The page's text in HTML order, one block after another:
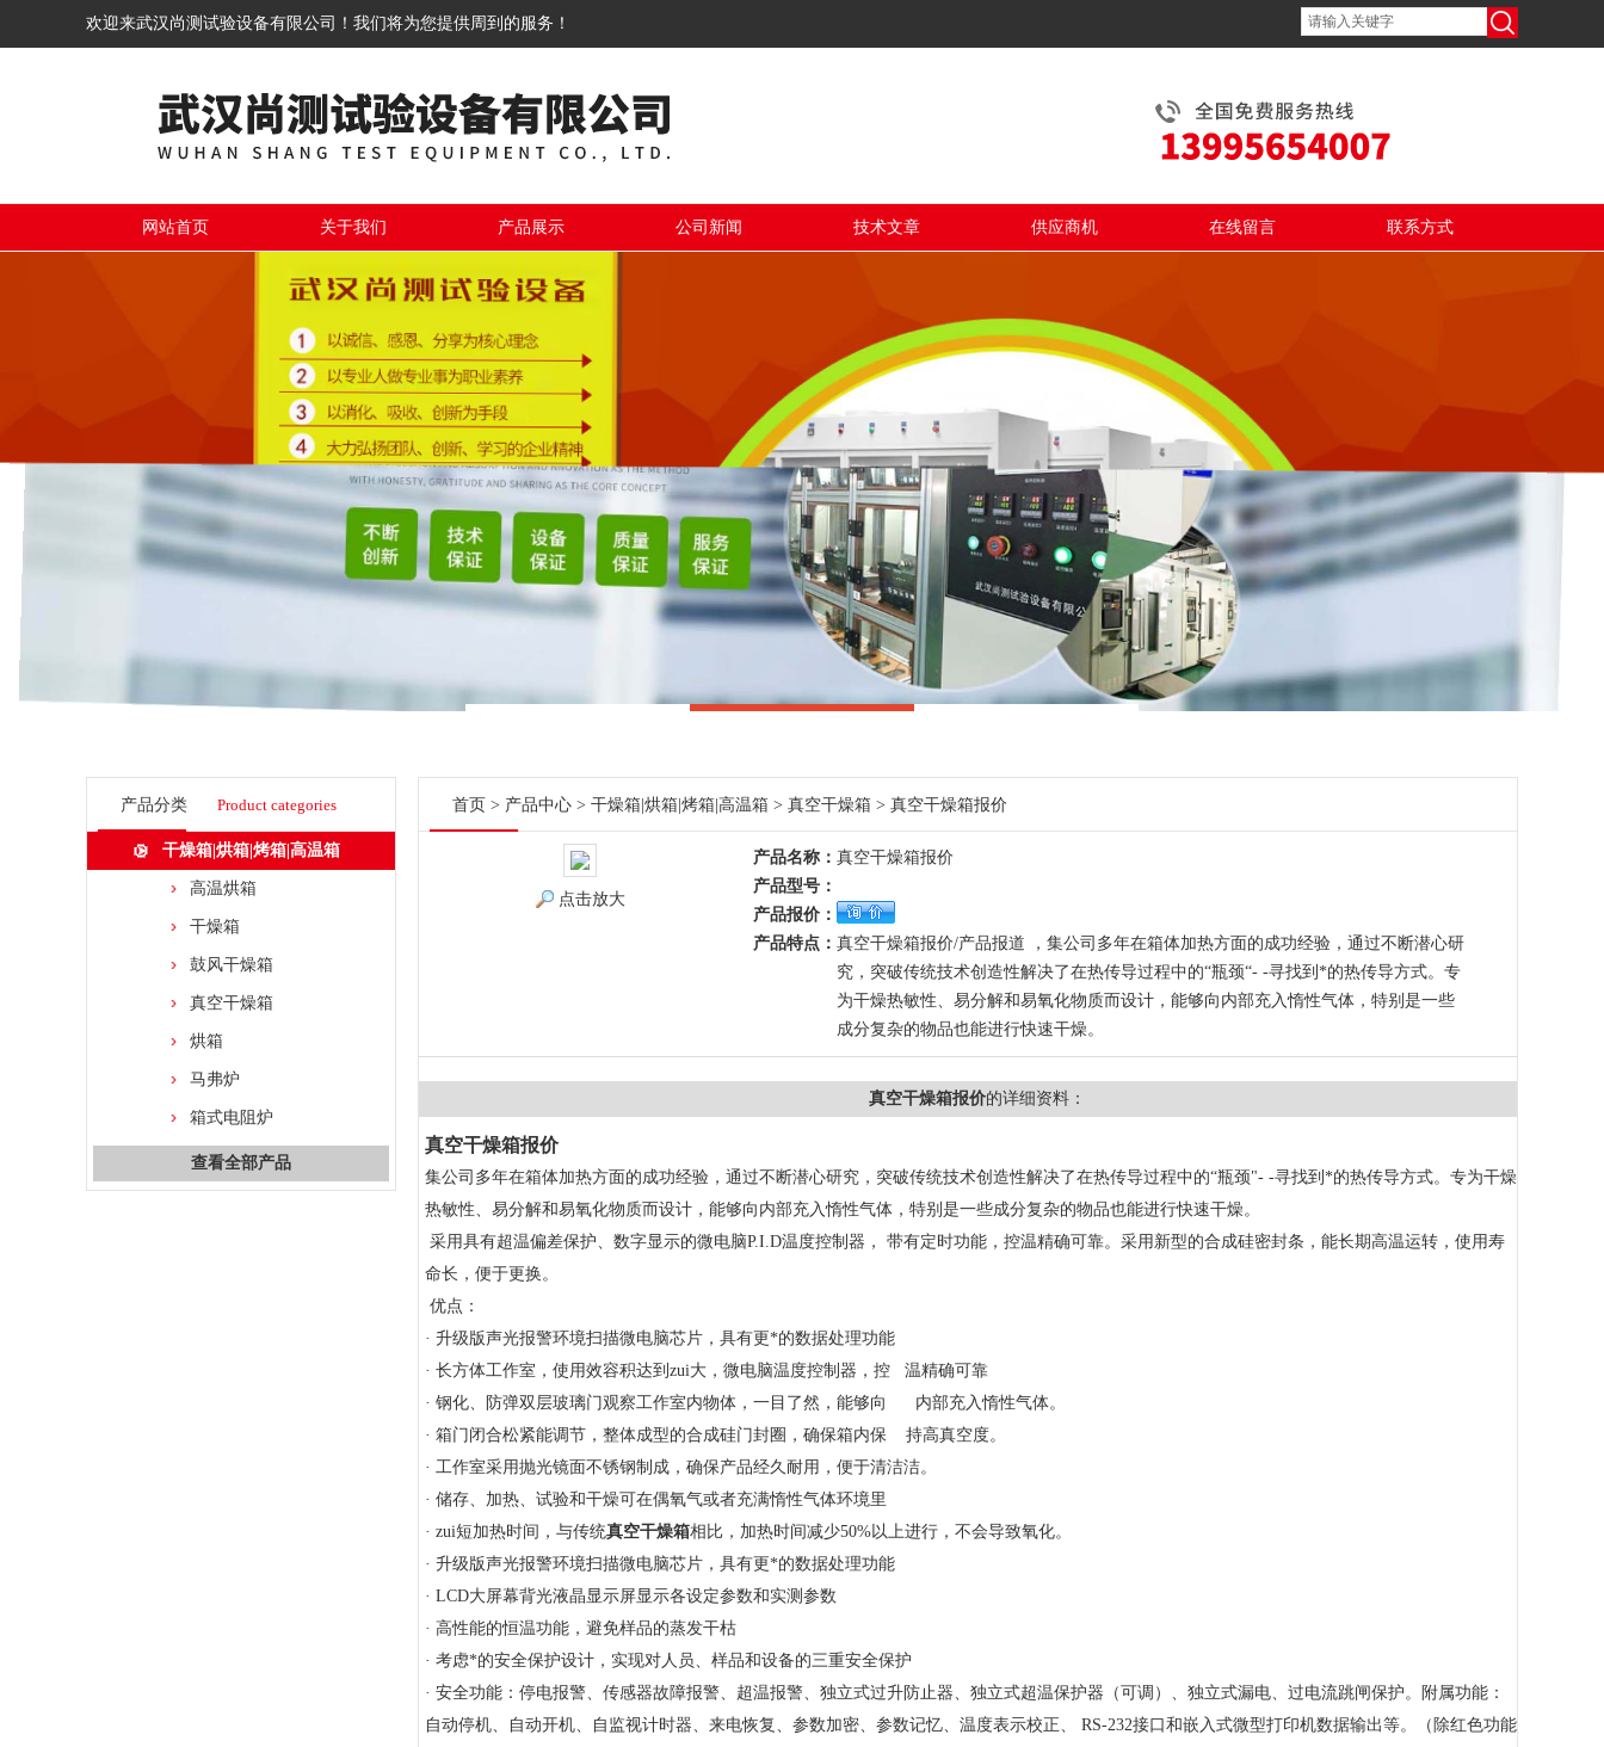
欢迎来武汉尚测试验设备有限公司！我们将为您提供周到的服务！
网站首页 关于我们 产品展示 公司新闻 技术文章 供应商机 在线留言 联系方式
产品分类 Product categories
干燥箱|烘箱|烤箱|高温箱
高温烘箱
干燥箱
鼓风干燥箱
真空干燥箱
烘箱
马弗炉
箱式电阻炉
查看全部产品
首页 > 产品中心 > 干燥箱|烘箱|烤箱|高温箱 > 真空干燥箱 > 真空干燥箱报价
点击放大
产品名称： 真空干燥箱报价
产品型号：
产品报价：
产品特点： 真空干燥箱报价/产品报道 ，集公司多年在箱体加热方面的成功经验，通过不断潜心研
究，突破传统技术创造性解决了在热传导过程中的“瓶颈“- -寻找到*的热传导方式。专
为干燥热敏性、易分解和易氧化物质而设计，能够向内部充入惰性气体，特别是一些
成分复杂的物品也能进行快速干燥。
真空干燥箱报价的详细资料：
真空干燥箱报价
集公司多年在箱体加热方面的成功经验，通过不断潜心研究，突破传统技术创造性解决了在热传导过程中的“瓶颈"- -寻找到*的热传导方式。专为干燥
热敏性、易分解和易氧化物质而设计，能够向内部充入惰性气体，特别是一些成分复杂的物品也能进行快速干燥。
采用具有超温偏差保护、数字显示的微电脑P.I.D温度控制器， 带有定时功能，控温精确可靠。采用新型的合成硅密封条，能长期高温运转，使用寿
命长，便于更换。
优点：
· 升级版声光报警环境扫描微电脑芯片，具有更*的数据处理功能
· 长方体工作室，使用效容积达到zui大，微电脑温度控制器，控 温精确可靠
· 钢化、防弹双层玻璃门观察工作室内物体，一目了然，能够向 内部充入惰性气体。
· 箱门闭合松紧能调节，整体成型的合成硅门封圈，确保箱内保 持高真空度。
· 工作室采用抛光镜面不锈钢制成，确保产品经久耐用，便于清洁洁。
· 储存、加热、试验和干燥可在偶氧气或者充满惰性气体环境里
· zui短加热时间，与传统真空干燥箱相比，加热时间减少50%以上进行，不会导致氧化。
· 升级版声光报警环境扫描微电脑芯片，具有更*的数据处理功能
· LCD大屏幕背光液晶显示屏显示各设定参数和实测参数
· 高性能的恒温功能，避免样品的蒸发干枯
· 考虑*的安全保护设计，实现对人员、样品和设备的三重安全保护
· 安全功能：停电报警、传感器故障报警、超温报警、独立式过升防止器、独立式超温保护器（可调）、独立式漏电、过电流跳闸保护。附属功能：
自动停机、自动开机、自监视计时器、来电恢复、参数加密、参数记忆、温度表示校正、 RS-232接口和嵌入式微型打印机数据输出等。（除红色功能